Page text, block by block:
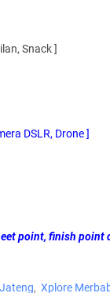
Snack ]
DSLR, Drone ]
point, finish
Xplore